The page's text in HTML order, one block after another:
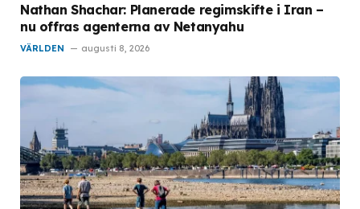
Nathan Shachar: Planerade regimskifte i Iran –
nu offras agenterna av Netanyahu
VÄRLDEN augusti 8, 2026